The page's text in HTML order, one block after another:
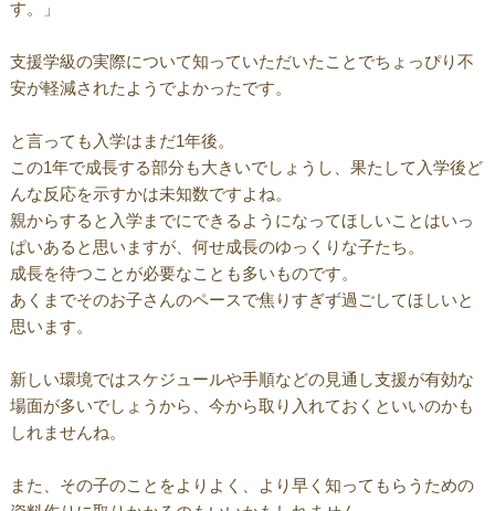
す。」
支援学級の実際について知っていただいたことでちょっぴり不
安が軽減されたようでよかったです。
と言っても入学はまだ1年後。
この1年で成長する部分も大きいでしょうし、果たして入学後ど
んな反応を示すかは未知数ですよね。
親からすると入学までにできるようになってほしいことはいっ
ぱいあると思いますが、何せ成長のゆっくりな子たち。
成長を待つことが必要なことも多いものです。
あくまでそのお子さんのペースで焦りすぎず過ごしてほしいと
思います。
新しい環境ではスケジュールや手順などの見通し支援が有効な
場面が多いでしょうから、今から取り入れておくといいのかも
しれませんね。
また、その子のことをよりよく、より早く知ってもらうための